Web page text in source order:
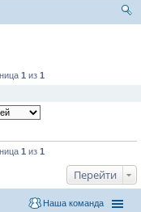
1 из 1
1 из 1
Перейти
Наша команда